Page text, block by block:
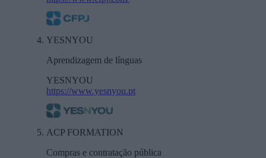
YESNYOU
Aprendizagem de línguas
YESNYOU
https://www.yesnyou.pt
ACP FORMATION
Compras e contratação pública